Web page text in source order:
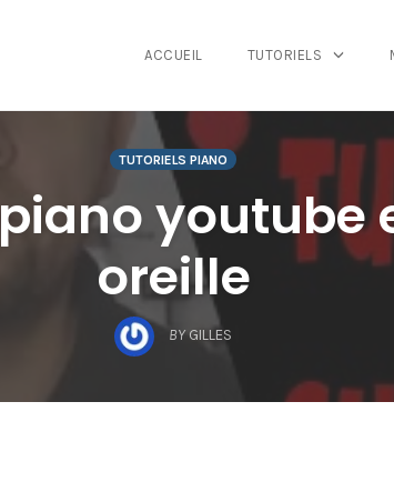
ACCUEIL TUTORIELS
TUTORIELS PIANO
youtube
oreille
BY GILLES